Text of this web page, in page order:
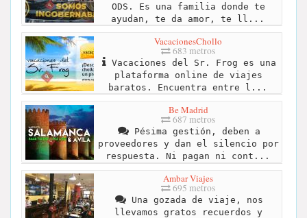
ODS. Es una familia donde te
ayudan, te da amor, te ll...
VacacionesChollo
683 metros
Vacaciones del Sr. Frog es una
plataforma online de viajes
baratos. Encuentra entre l...
Be Madrid
687 metros
Pésima gestión, deben a
proveedores y dan el silencio por
respuesta. Ni pagan ni cont...
Ambar Viajes
695 metros
Una gozada de viaje, nos
llevamos gratos recuerdos y